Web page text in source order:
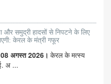
और समुद्री हादसों से निपटने के लिए
केरल के मंत्री गफूर
08 अगस्त 2026। केरल के मत्स्य
अ ...